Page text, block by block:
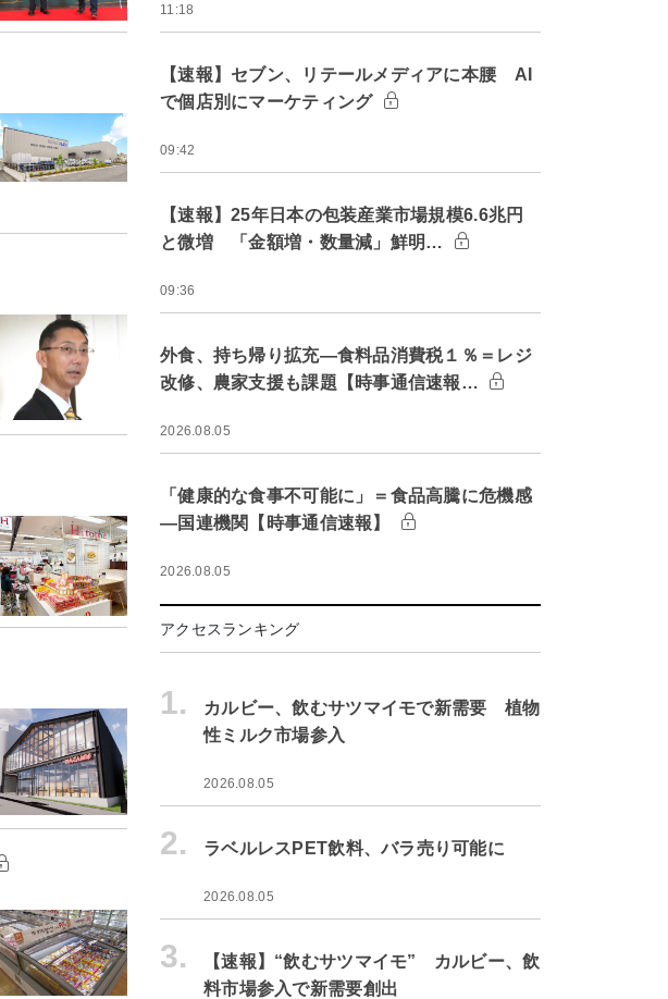
11:18
【速報】セブン、リテールメディアに本腰 AI
で個店別にマーケティング
09:42
【速報】25年日本の包装産業市場規模6.6兆円
と微増 「金額増・数量減」鮮明…
09:36
外食、持ち帰り拡充―食料品消費税１％＝レジ
改修、農家支援も課題【時事通信速報…
2026.08.05
「健康的な食事不可能に」＝食品高騰に危機感
―国連機関【時事通信速報】
2026.08.05
アクセスランキング
1.
カルビー、飲むサツマイモで新需要 植物
性ミルク市場参入
2026.08.05
2. ラベルレスPET飲料、バラ売り可能に
2026.08.05
3.
【速報】“飲むサツマイモ” カルビー、飲
料市場参入で新需要創出